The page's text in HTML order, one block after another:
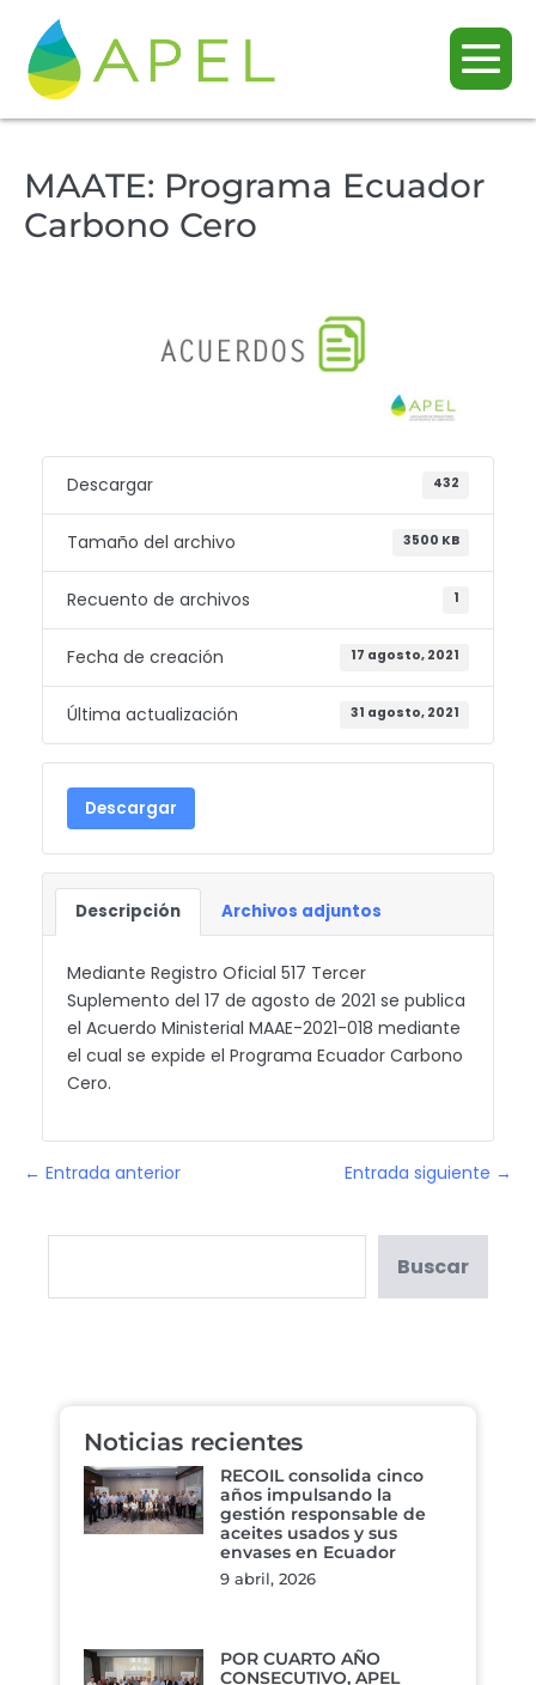
MAATE: Programa Ecuador
Carbono Cero
Descargar 432
Tamaño del archivo 3500 KB
Recuento de archivos 1
Fecha de creación 17 agosto, 2021
Última actualización 31 agosto, 2021
Descargar
Descripción Archivos adjuntos
Mediante Registro Oficial 517 Tercer
Suplemento del 17 de agosto de 2021 se publica
el Acuerdo Ministerial MAAE-2021-018 mediante
el cual se expide el Programa Ecuador Carbono
Cero.
← Entrada anterior Entrada siguiente →
Buscar
Noticias recientes
RECOIL consolida cinco
años impulsando la
gestión responsable de
aceites usados y sus
envases en Ecuador
9 abril, 2026
POR CUARTO AÑO
CONSECUTIVO, APEL